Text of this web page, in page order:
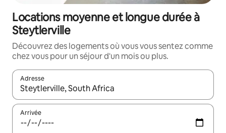
Locations moyenne et longue durée à
Steytlerville
Découvrez des logements où vous vous sentez comme
chez vous pour un séjour d'un mois ou plus.
Adresse
Lorsque les résultats s'affichent, utilisez les flèches vers le
Arrivée